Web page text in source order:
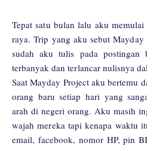
Tepat satu bulan lalu aku
raya. Trip yang aku sebut
sudah aku tulis pada postingan
terbanyak dan terlancar nulisnya
Saat Mayday Project aku bertemu
orang baru setiap hari yang
arah di negeri orang. Aku masih
wajah mereka tapi kenapa waktu
email, facebook, nomor HP, pin